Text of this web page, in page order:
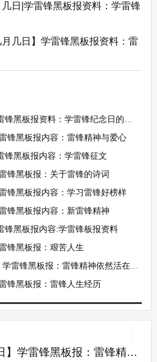
日|学雷锋黑板报资料：学雷锋
月几日】学雷锋黑板报资料：雷
黑板报资料：学雷锋纪念日的由来
锋黑板报内容：雷锋精神与爱心
锋黑板报内容：学雷锋征文
锋黑板报：关于雷锋的诗词
锋黑板报内容：学习雷锋好榜样
锋黑板报内容：新雷锋精神
锋黑板报内容:学雷锋板报资料
锋黑板报：艰苦人生
锋黑板报：雷锋精神依然活在这个时代
锋黑板报：雷锋人生经历
【学雷锋日是几月几日】学雷锋黑板报：雷锋精神依然活在这个时代